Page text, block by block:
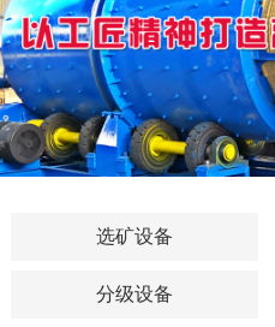
选矿设备
分级设备